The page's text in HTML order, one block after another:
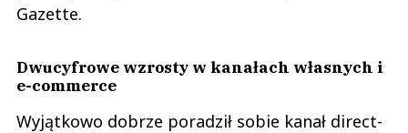
Gazette.
Dwucyfrowe wzrosty w kanałach własnych i
e-commerce
Wyjątkowo dobrze poradził sobie kanał direct-